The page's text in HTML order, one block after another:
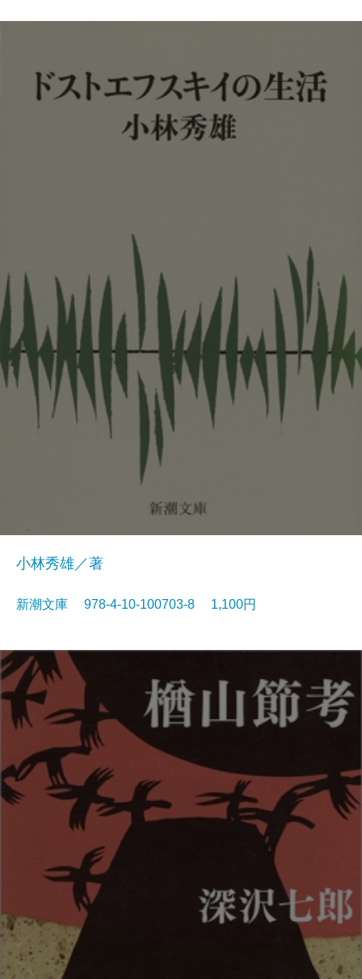
小林秀雄／著
新潮文庫 978-4-10-100703-8 1,100円